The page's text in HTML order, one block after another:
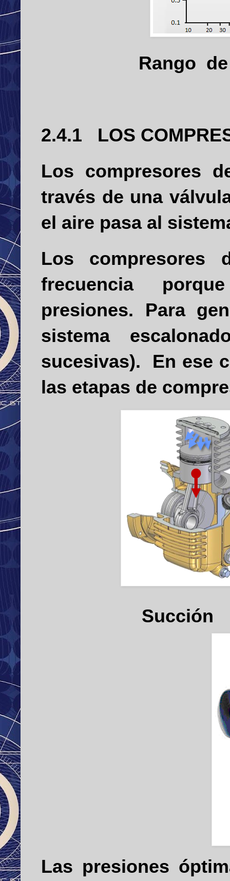
Rango de
2.4.1
LOS
Los compresores
través de una
el aire pasa al
Los compresores
frecuencia
presiones. Para
sistema
sucesivas).
En ese
las etapas de
Succión
Las presiones